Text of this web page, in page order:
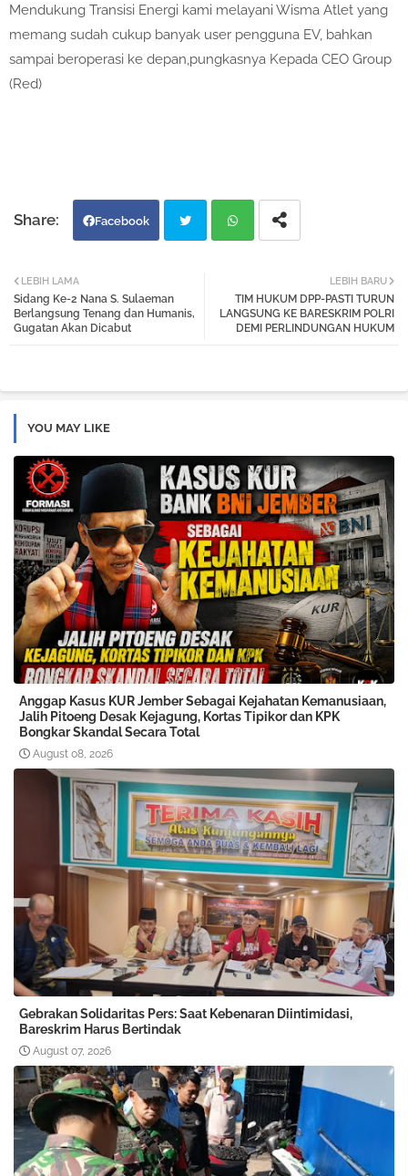
Mendukung Transisi Energi kami melayani Wisma Atlet yang
memang sudah cukup banyak user pengguna EV, bahkan
sampai beroperasi ke depan,pungkasnya Kepada CEO Group
(Red)
Facebook
atsa
LEBIH BARU
TIM HUKUM DPP-PASTI TURUN
LANGSUNG KE BARESKRIM POLRI
DEMI PERLINDUNGAN HUKUM
LEBIH LAMA
Sidang Ke-2 Nana S. Sulaeman
Berlangsung Tenang dan Humanis,
Gugatan Akan Dicabut
YOU MAY LIKE
Anggap Kasus KUR Jember Sebagai Kejahatan Kemanusiaan,
Jalih Pitoeng Desak Kejagung, Kortas Tipikor dan KPK
Bongkar Skandal Secara Total
August 08, 2026
Gebrakan Solidaritas Pers: Saat Kebenaran Diintimidasi,
Bareskrim Harus Bertindak
August 07, 2026